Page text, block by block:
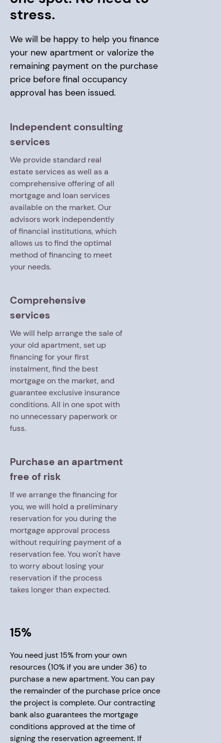
stress.
We will be happy to help you finance
your new apartment or valorize the
remaining payment on the purchase
price before final occupancy
approval has been issued.
Independent consulting
services
We provide standard real
estate services as well as a
comprehensive offering of all
mortgage and loan services
available on the market. Our
advisors work independently
of financial institutions, which
allows us to find the optimal
method of financing to meet
your needs.
Comprehensive
services
We will help arrange the sale of
your old apartment, set up
financing for your first
instalment, find the best
mortgage on the market, and
guarantee exclusive insurance
conditions. All in one spot with
no unnecessary paperwork or
fuss.
Purchase an apartment
free of risk
If we arrange the financing for
you, we will hold a preliminary
reservation for you during the
mortgage approval process
without requiring payment of a
reservation fee. You won't have
to worry about losing your
reservation if the process
takes longer than expected.
15%
You need just 15% from your own
resources (10% if you are under 36) to
purchase a new apartment. You can pay
the remainder of the purchase price once
the project is complete. Our contracting
bank also guarantees the mortgage
conditions approved at the time of
signing the reservation agreement. If